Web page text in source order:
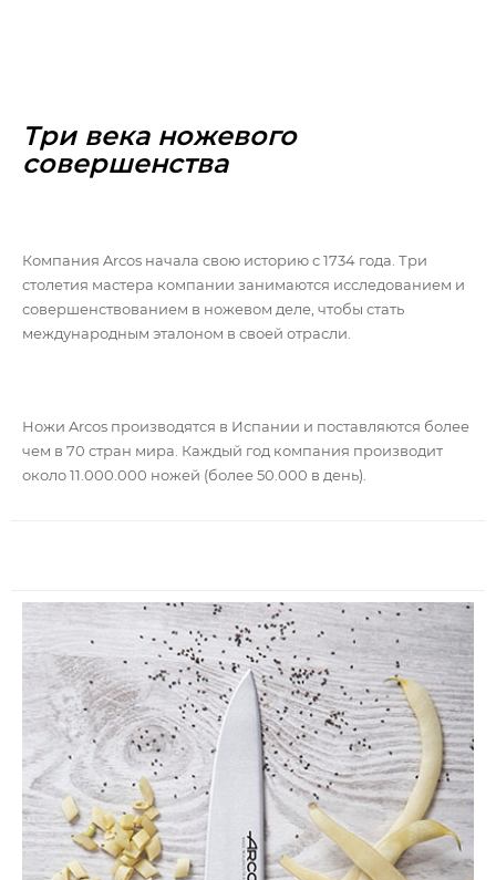
Три века ножевого
совершенства
Компания Arcos начала свою историю с 1734 года. Три
столетия мастера компании занимаются исследованием и
совершенствованием в ножевом деле, чтобы стать
международным эталоном в своей отрасли.
Ножи Arcos производятся в Испании и поставляются более
чем в 70 стран мира. Каждый год компания производит
около 11.000.000 ножей (более 50.000 в день).